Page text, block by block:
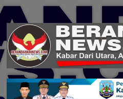
Skip
content